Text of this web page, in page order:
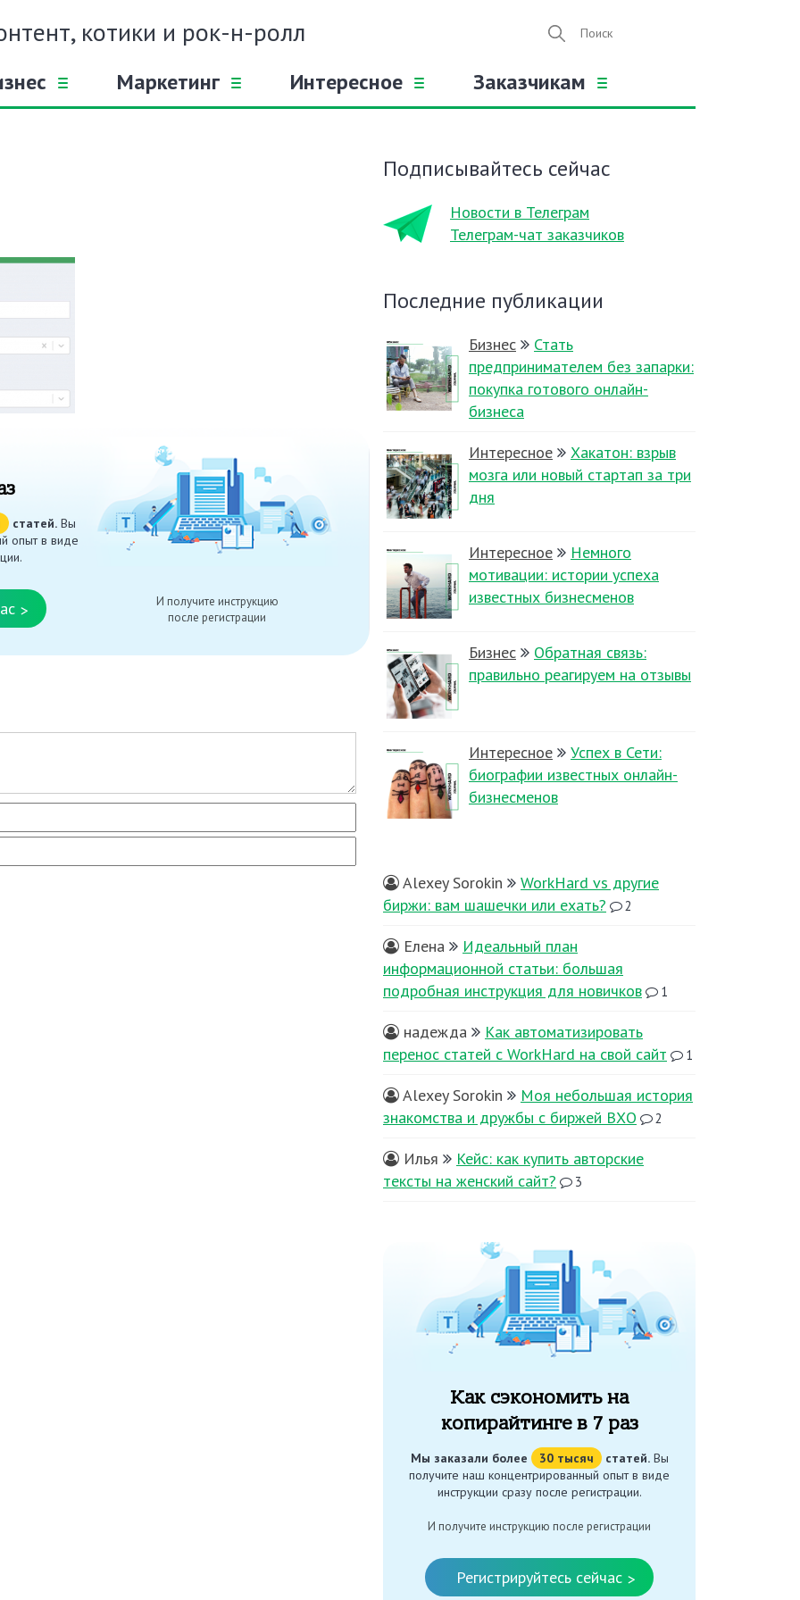
котики и рок-н-ролл
Маркетинг Интересное Заказчикам
статей.Вы
опыт в виде
>
И получите инструкцию
после регистрации
Подписывайтесь сейчас
Новости в Телеграм
Телеграм-чат заказчиков
Последние публикации
Бизнес
Стать
предпринимателем без запарки:
покупка готового онлайн-
бизнеса
Интересное
Хакатон: взрыв
мозга или новый стартап за три
дня
Интересное
Немного
мотивации: истории успеха
известных бизнесменов
Бизнес
Обратная связь:
правильно реагируем на отзывы
Интересное
Успех в Сети:
биографии известных онлайн-
бизнесменов
Alexey Sorokin
WorkHard vs другие
биржи: вам шашечки или ехать?
2
Елена
Идеальный план
информационной статьи: большая
подробная инструкция для новичков
1
надежда
Как автоматизировать
перенос статей с WorkHard на свой сайт
1
Alexey Sorokin
Моя небольшая история
знакомства и дружбы с биржей ВХО
2
Илья
Кейс: как купить авторские
тексты на женский сайт?
3
Как сэкономить на
копирайтинге в 7 раз
Мы заказали более 30 тысяч статей.Вы
получите наш концентрированный опыт в виде
инструкции сразу после регистрации.
И получите инструкцию после регистрации
Регистрируйтесь сейчас >